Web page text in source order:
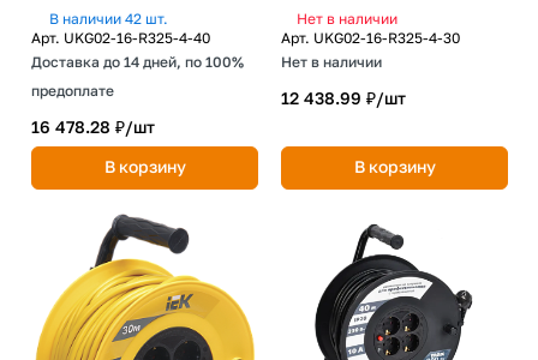
16А/3,5кВт PROxima
В наличии 42 шт.
Арт. UKG02-16-R325-4-40
Доставка до 14 дней, по 100%
предоплате
16 478.28 ₽/шт
В корзину
16А/3,5кВт PROxima
Нет в наличии
Арт. UKG02-16-R325-4-30
Нет в наличии
12 438.99 ₽/шт
В корзину